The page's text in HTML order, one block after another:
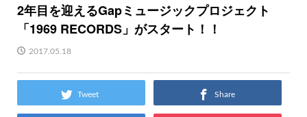
2年目を迎えるGapミュージックプロジェクト
「1969 RECORDS」がスタート！！
2017.05.18
Tweet Share